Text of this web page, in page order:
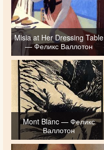
Misia at Her Dressing Table
— Феликс Валлотон
Mont Blanc — Феликс
Валлотон